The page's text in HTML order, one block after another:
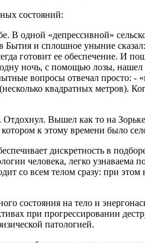
состояний:
В одной «депрессивной»
и сплошное уныние
готовит ее обеспечение. И
ночь, с помощью лозы,
вопросы отвечал просто: -
квадратных метров).
Вышел как то на
к этому времени было
дискретность в
человека, легко узнаваема
со всем телом сразу: при
состояния на тело и
при прогрессировании
патологией.